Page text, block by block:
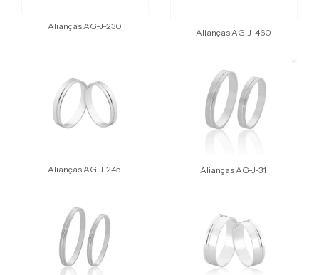
Alianças AG-J-230
Alianças AG-J-460
Alianças AG-J-245 Alianças AG-J-31